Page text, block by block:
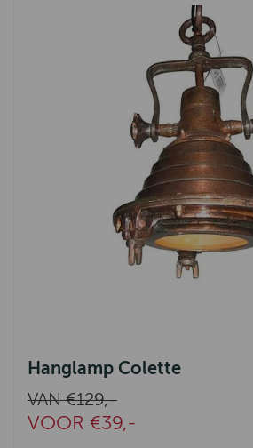
Hanglamp Colette
VAN €129,-
VOOR €39,-